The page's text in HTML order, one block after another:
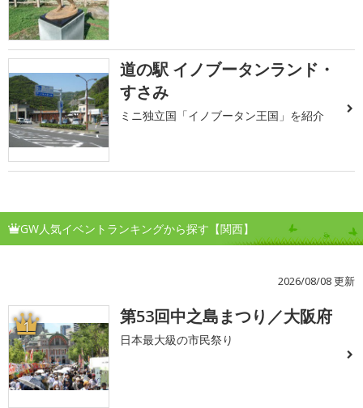
道の駅 イノブータンランド・
すさみ
ミニ独立国「イノブータン王国」を紹介
GW人気イベントランキングから探す【関西】
2026/08/08 更新
1 第53回中之島まつり／大阪府
日本最大級の市民祭り